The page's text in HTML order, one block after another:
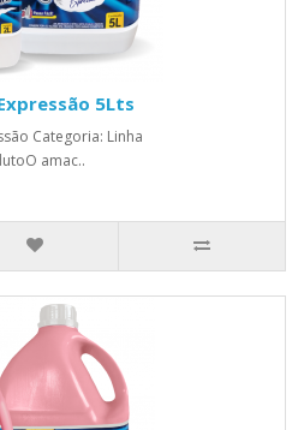
5Lts
Categoria: Linha
amac..